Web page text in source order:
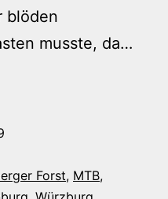
blöden
musste, da…
Forst, MTB,